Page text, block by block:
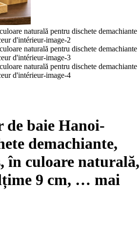
de baie Hanoi-
demachiante,
în culoare naturală,
9 cm, … mai